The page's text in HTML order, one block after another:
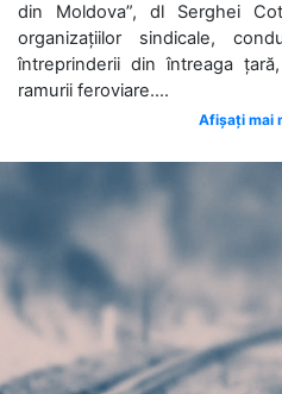
din Moldova”, dl Serghei
organizațiilor sindicale,
întreprinderii din întreaga
ramurii feroviare....
Afișați mai